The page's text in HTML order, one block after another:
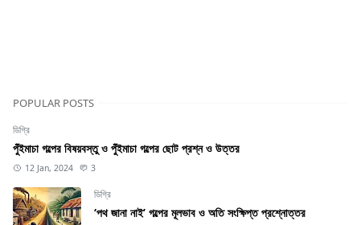
POPULAR POSTS
ডিগ্রি
পুঁইমাচা গল্পের বিষয়বস্তু ও পুঁইমাচা গল্পের ছোট প্রশ্ন ও উত্তর
12 Jan, 2024 3
ডিগ্রি
‘পথ জানা নাই’ গল্পের মূলভাব ও অতি সংক্ষিপ্ত প্রশ্নোত্তর